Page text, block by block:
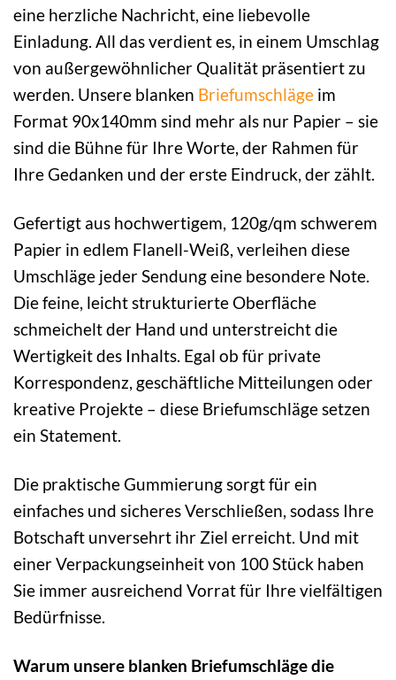
eine herzliche Nachricht, eine liebevolle
Einladung. All das verdient es, in einem Umschlag
von außergewöhnlicher Qualität präsentiert zu
werden. Unsere blanken Briefumschläge im
Format 90x140mm sind mehr als nur Papier – sie
sind die Bühne für Ihre Worte, der Rahmen für
Ihre Gedanken und der erste Eindruck, der zählt.
Gefertigt aus hochwertigem, 120g/qm schwerem
Papier in edlem Flanell-Weiß, verleihen diese
Umschläge jeder Sendung eine besondere Note.
Die feine, leicht strukturierte Oberfläche
schmeichelt der Hand und unterstreicht die
Wertigkeit des Inhalts. Egal ob für private
Korrespondenz, geschäftliche Mitteilungen oder
kreative Projekte – diese Briefumschläge setzen
ein Statement.
Die praktische Gummierung sorgt für ein
einfaches und sicheres Verschließen, sodass Ihre
Botschaft unversehrt ihr Ziel erreicht. Und mit
einer Verpackungseinheit von 100 Stück haben
Sie immer ausreichend Vorrat für Ihre vielfältigen
Bedürfnisse.
Warum unsere blanken Briefumschläge die